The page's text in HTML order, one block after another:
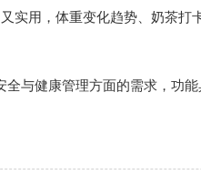
实用，体重变化趋势、奶茶
全与健康管理方面的需求，功